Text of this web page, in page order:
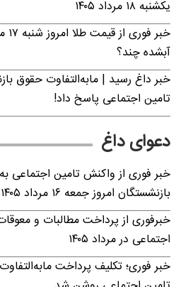
یکشنبه ۱۸ مرداد ۱۴۰۵
آبشده چند؟
خبر داغ رسید | مابه‌التفاوت حقوق
تامین اجتماعی پاسخ داد!
دعوای داغ
خبر فوری از واکنش تامین اجتماعی
بازنشستگان امروز جمعه ۱۶ مرداد ۱۴۰۵
خبرفوری از پرداخت مطالبات و
اجتماعی در مرداد ۱۴۰۵
خبر فوری؛ تکلیف پرداخت